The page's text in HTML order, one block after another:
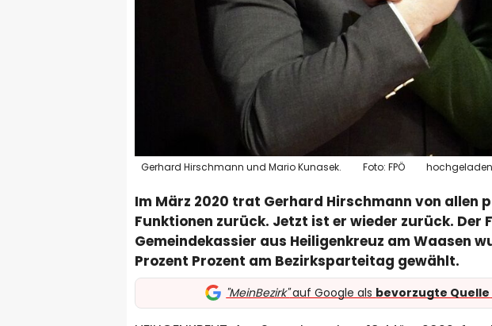
Gerhard Hirschmann und Mario Kunasek. Foto: FPÖ
Im März 2020 trat Gerhard Hirschmann von allen
Funktionen zurück. Jetzt ist er wieder zurück. Der
Gemeindekassier aus Heiligenkreuz am Waasen
Prozent Prozent am Bezirksparteitag gewählt.
"MeinBezirk"auf Google als bevorzugte Quelle